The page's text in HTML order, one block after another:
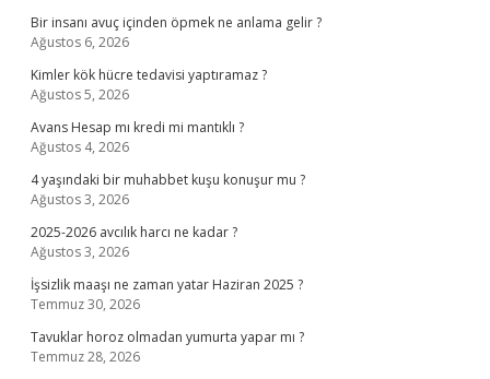
Bir insanı avuç içinden öpmek ne anlama gelir ?
Ağustos 6, 2026
Kimler kök hücre tedavisi yaptıramaz ?
Ağustos 5, 2026
Avans Hesap mı kredi mi mantıklı ?
Ağustos 4, 2026
4 yaşındaki bir muhabbet kuşu konuşur mu ?
Ağustos 3, 2026
2025-2026 avcılık harcı ne kadar ?
Ağustos 3, 2026
İşsizlik maaşı ne zaman yatar Haziran 2025 ?
Temmuz 30, 2026
Tavuklar horoz olmadan yumurta yapar mı ?
Temmuz 28, 2026